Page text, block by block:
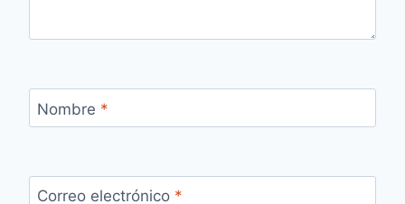
Nombre *
Correo electrónico *